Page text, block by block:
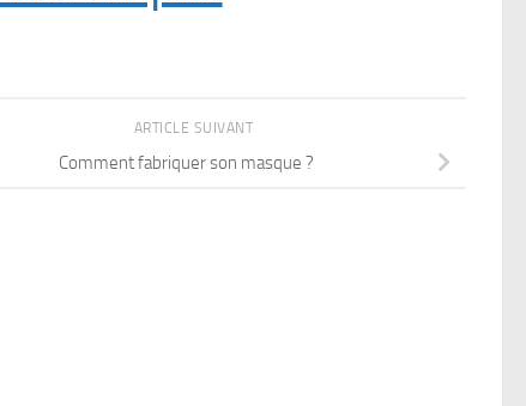
ARTICLE SUIVANT
Comment fabriquer son masque ?